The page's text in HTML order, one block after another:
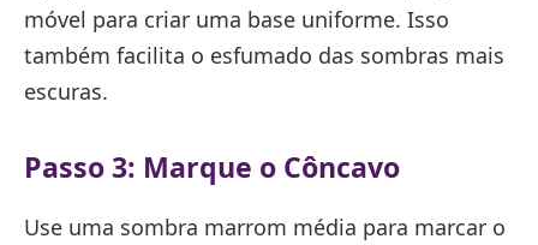
móvel para criar uma base uniforme. Isso
também facilita o esfumado das sombras mais
escuras.
Passo 3: Marque o Côncavo
Use uma sombra marrom média para marcar o